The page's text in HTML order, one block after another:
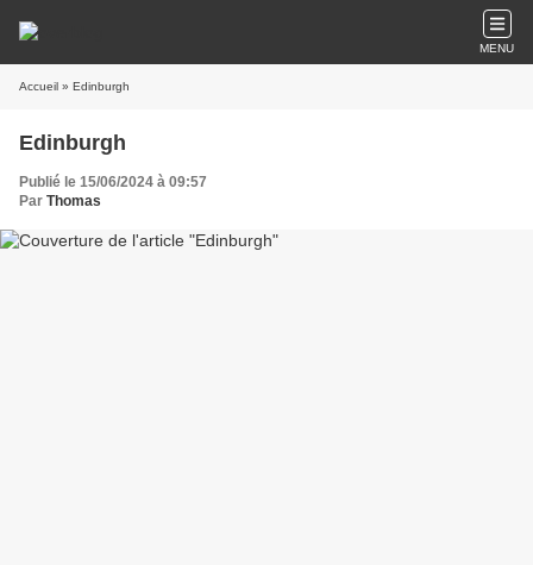
MENU
Accueil » Edinburgh
Edinburgh
Publié le 15/06/2024 à 09:57
Par Thomas